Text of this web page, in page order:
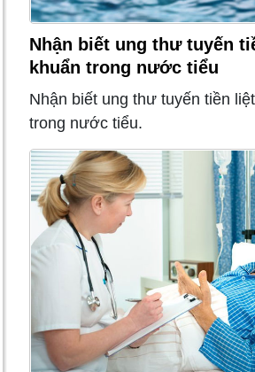
Nhận biết ung thư tuyến
khuẩn trong nước tiểu
Nhận biết ung thư tuyến tiền
trong nước tiểu.